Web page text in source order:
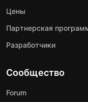
Цены
Партнерская
Разработчики
Сообщество
Forum